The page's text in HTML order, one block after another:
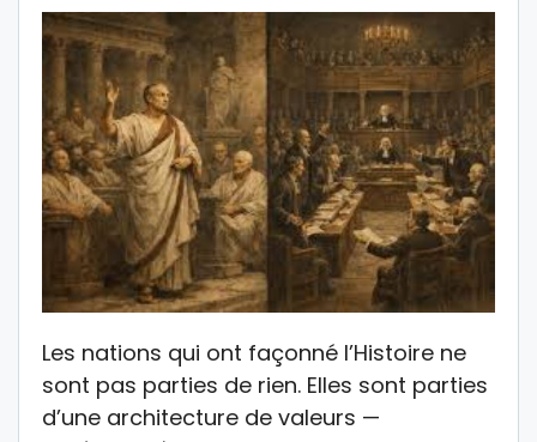
Les nations qui ont façonné l’Histoire ne
sont pas parties de rien. Elles sont parties
d’une architecture de valeurs —